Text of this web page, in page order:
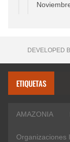
DEVELOPED
ETIQUETAS
AMAZONIA
Organizaciones